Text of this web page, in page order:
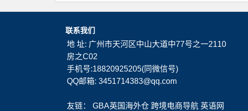
联系我们
地 址: 广州市天河区中山大道中77号之一2110
房之C02
手机号:18820925205(同微信号)
QQ邮箱: 3451714383@qq.com
友链： GBA英国海外仓 跨境电商导航 英语网